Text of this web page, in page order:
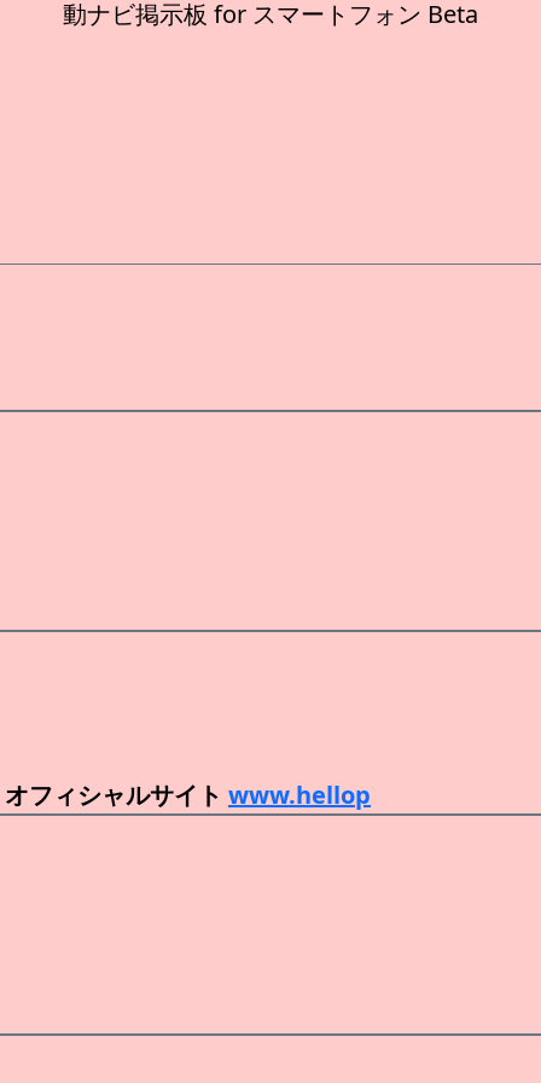
動ナビ掲示板 for スマートフォン Beta
フィシャルサイト www.hellop